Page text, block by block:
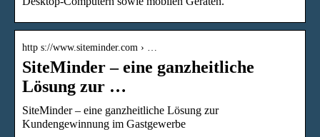
http s://www.siteminder.com › …
SiteMinder – eine ganzheitliche
Lösung zur …
SiteMinder – eine ganzheitliche Lösung zur
Kundengewinnung im Gastgewerbe